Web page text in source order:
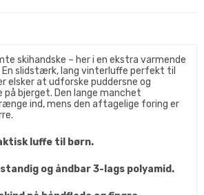
skihandske – her i en ekstra varmende
En slidstærk, lang vinterluffe perfekt til
elsker at udforske puddersne og
på bjerget. Den lange manchet
ind, mens den aftagelige foring er
luffe til børn.
og åndbar 3-lags polyamid.